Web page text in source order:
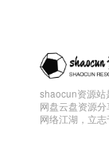
shaocun资源站
网盘云盘资源
网络江湖，立志